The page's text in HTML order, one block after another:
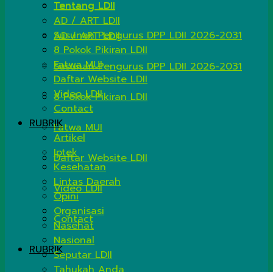
Tentang LDII
AD / ART LDII
Susunan Pengurus DPP LDII 2026-2031
8 Pokok Pikiran LDII
Fatwa MUI
Daftar Website LDII
Video LDII
Contact
RUBRIK
Tentang LDII
AD / ART LDII
Susunan Pengurus DPP LDII 2026-2031
8 Pokok Pikiran LDII
Fatwa MUI
Daftar Website LDII
Video LDII
Contact
RUBRIK
Artikel
Iptek
Kesehatan
Lintas Daerah
Opini
Organisasi
Nasehat
Nasional
Seputar LDII